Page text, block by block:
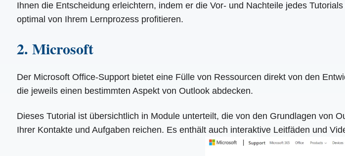
Ihnen die Entscheidung erleichtern, indem er die Vor- und Nachteile jedes
optimal von Ihrem Lernprozess profitieren.
2. Microsoft
Der Microsoft Office-Support bietet eine Fülle von Ressourcen direkt von den
die jeweils einen bestimmten Aspekt von Outlook abdecken.
Dieses Tutorial ist übersichtlich in Module unterteilt, die von den Grundlagen von
Ihrer Kontakte und Aufgaben reichen. Es enthält auch interaktive Leitfäden und